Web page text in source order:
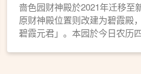
啬色园财神殿於2021年迁移至
原财神殿位置则改建为碧霞殿
碧霞元君」。本园於今日农历